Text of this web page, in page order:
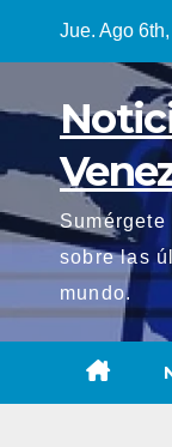
Jue. Ago
sobre las
mundo.